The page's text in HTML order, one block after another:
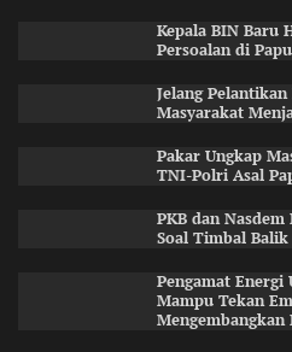
Kepala BIN Baru
Persoalan di
Jelang
Masyarakat
Pakar Ungkap
TNI-Polri Asal
PKB dan Nasdem
Soal Timbal
Pengamat Energi
Mampu Tekan